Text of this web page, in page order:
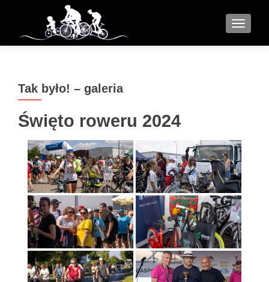
MENU
Tak było! – galeria
Święto roweru 2024